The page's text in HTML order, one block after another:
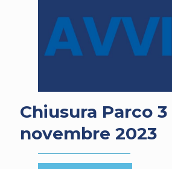
Air
Chiusura Parco 3
novembre 2023